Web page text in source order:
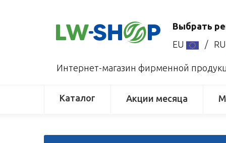
Выбрать
EU
/
Интернет-магазин фирменной
Каталог Акции месяца